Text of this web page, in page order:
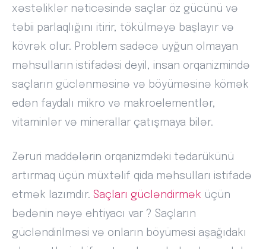
xəstəliklər nəticəsində saçlar öz gücünü və
təbii parlaqlığını itirir, tökülməyə başlayır və
kövrək olur. Problem sadəcə uyğun olmayan
məhsulların istifadəsi deyil, insan orqanizmində
saçların güclənməsinə və böyüməsinə kömək
edən faydalı mikro və makroelementlər,
vitaminlər və minerallar çatışmaya bilər.
Zəruri maddələrin orqanizmdəki tədarükünü
artırmaq üçün müxtəlif qida məhsulları istifadə
etmək lazımdır. Saçları gücləndirmək üçün
bədənin nəyə ehtiyacı var ? Saçların
gücləndirilməsi və onların böyüməsi aşağıdakı